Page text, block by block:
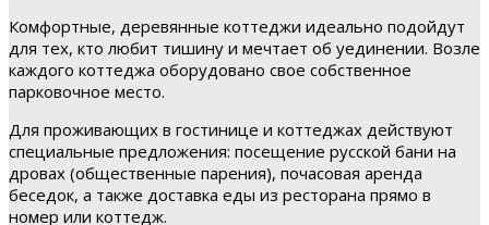
Комфортные, деревянные коттеджи идеально подойдут
для тех, кто любит тишину и мечтает об уединении. Возле
каждого коттеджа оборудовано свое собственное
парковочное место.
Для проживающих в гостинице и коттеджах действуют
специальные предложения: посещение русской бани на
дровах (общественные парения), почасовая аренда
беседок, а также доставка еды из ресторана прямо в
номер или коттедж.